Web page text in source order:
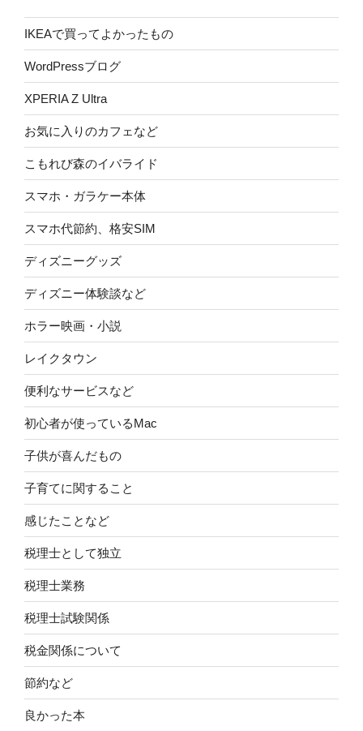
IKEAで買ってよかったもの
WordPressブログ
XPERIA Z Ultra
お気に入りのカフェなど
こもれび森のイバライド
スマホ・ガラケー本体
スマホ代節約、格安SIM
ディズニーグッズ
ディズニー体験談など
ホラー映画・小説
レイクタウン
便利なサービスなど
初心者が使っているMac
子供が喜んだもの
子育てに関すること
感じたことなど
税理士として独立
税理士業務
税理士試験関係
税金関係について
節約など
良かった本